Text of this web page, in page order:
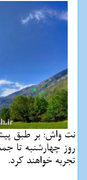
نت واش: بر طبق
روز چهارشنبه تا
تجربه خواهند كرد.